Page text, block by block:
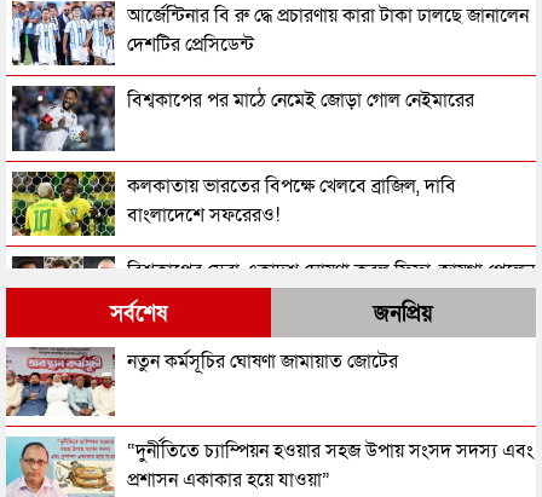
আর্জেন্টিনার বি রু দ্ধে প্রচারণায় কারা টাকা ঢালছে জানালেন
দেশটির প্রেসিডেন্ট
বিশ্বকাপের পর মাঠে নেমেই জোড়া গোল নেইমারের
কলকাতায় ভারতের বিপক্ষে খেলবে ব্রাজিল, দাবি
বাংলাদেশে সফরেরও!
বিশ্বকাপের সেরা একাদশ ঘোষণা করল ফিফা, জায়গা পেলেন
যারা
২০২৬ বিশ্বকাপে কে কোন পুরস্কার জিতলেন
আর্জেন্টিনাকে হারিয়ে বিশ্বচ্যাম্পিয়ন স্পেন
সর্বশেষ জনপ্রিয়
নতুন কর্মসূচির ঘোষণা জামায়াত জোটের
“দুর্নীতিতে চ্যাম্পিয়ন হওয়ার সহজ উপায় সংসদ সদস্য এবং
প্রশাসন একাকার হয়ে যাওয়া”